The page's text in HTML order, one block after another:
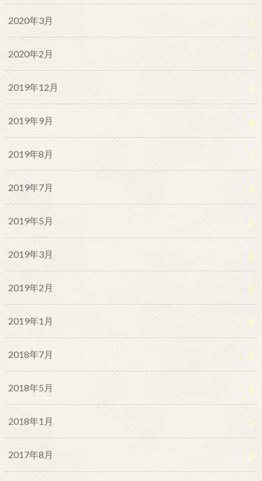
2020年3月
2020年2月
2019年12月
2019年9月
2019年8月
2019年7月
2019年5月
2019年3月
2019年2月
2019年1月
2018年7月
2018年5月
2018年1月
2017年8月